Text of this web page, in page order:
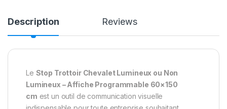
Description Reviews
Le Stop Trottoir Chevalet Lumineux ou Non
Lumineux – Affiche Programmable 60×150
cm est un outil de communication visuelle